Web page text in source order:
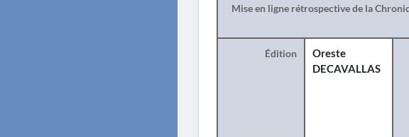
Mise en ligne rétrospective de la
Édition
Oreste
DECAVALLAS